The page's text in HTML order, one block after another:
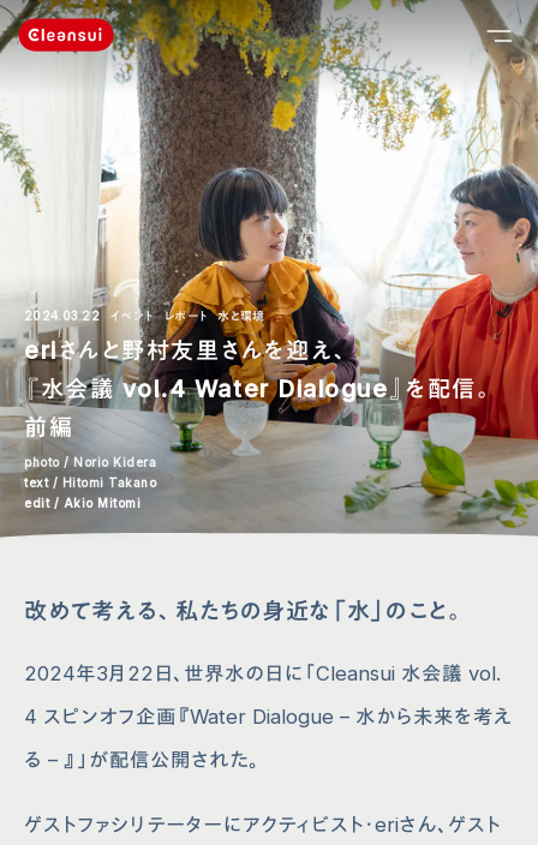
2024.03.22 イベント レポート 水と環境
eriさんと野村友里さんを迎え、
『水会議 vol.4 Water Dialogue』を配信。
前編
photo / Norio Kidera
text / Hitomi Takano
edit / Akio Mitomi
改めて考える、私たちの身近な「水」のこと。
2024年3月22日、世界水の日に「Cleansui 水会議 vol.
4 スピンオフ企画『Water Dialogue – 水から未来を考え
る – 』」が配信公開された。
ゲストファシリテーターにアクティビスト・eriさん、ゲスト